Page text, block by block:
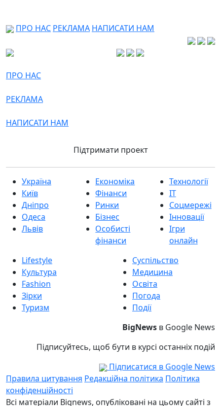
ПРО НАС РЕКЛАМА НАПИСАТИ НАМ
ПРО НАС
РЕКЛАМА
НАПИСАТИ НАМ
Підтримати проект
Україна
Київ
Дніпро
Одеса
Львів
Економіка
Фінанси
Ринки
Бізнес
Особисті
фінанси
Технології
IT
Соцмережі
Інновації
Ігри
онлайн
Lifestyle
Культура
Fashion
Зірки
Туризм
Суспільство
Медицина
Освіта
Погода
Події
BigNews в Google News
Підписуйтесь, щоб бути в курсі останніх подій
Підписатися в Google News
Правила цитування Редакційна політика Політика
конфіденційності
Всі матеріали Bignews, опубліковані на цьому сайті з